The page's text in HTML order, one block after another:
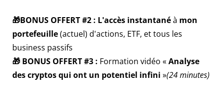
🎁BONUS OFFERT #2 : L'accès instantanéà mon
portefeuille(actuel) d'actions, ETF, et tous les
business passifs
🎁 BONUS OFFERT #3 : Formation vidéo «Analyse
des cryptos qui ont un potentiel infini »(24 minutes)